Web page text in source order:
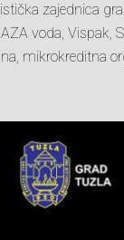
zajednica
voda, Vispak,
mikrokreditna